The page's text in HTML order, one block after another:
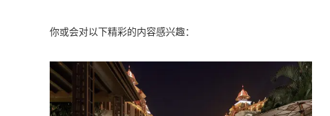
你或会对以下精彩的内容感兴趣：
Learn more